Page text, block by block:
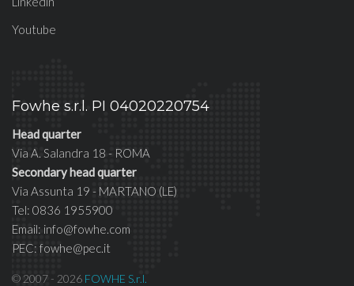
Youtube
Fowhe s.r.l. PI 04020220754
Head quarter
Via A. Salandra 18 - ROMA
Secondary head quarter
Via Assunta 19 - MARTANO (LE)
Tel: 0836 1955900
Email: info@fowhe.com
PEC: fowhe@pec.it
© 2007 - 2026 FOWHE S.r.l.